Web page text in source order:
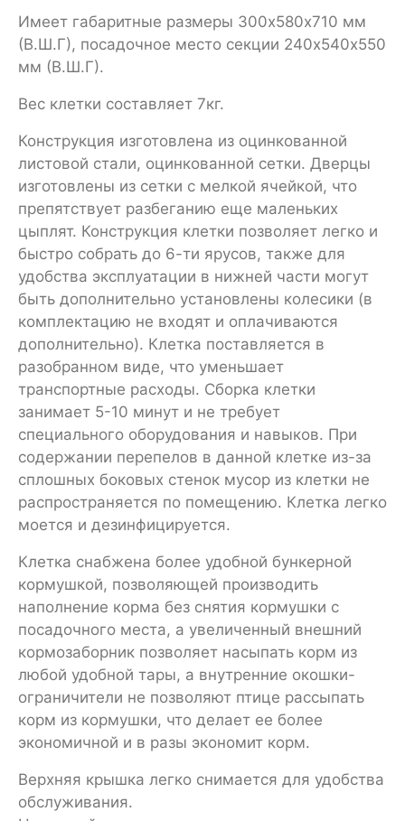
Имеет габаритные размеры 300х580х710 мм
(В.Ш.Г), посадочное место секции 240х540х550
мм (В.Ш.Г).
Вес клетки составляет 7кг.
Конструкция изготовлена из оцинкованной
листовой стали, оцинкованной сетки. Дверцы
изготовлены из сетки с мелкой ячейкой, что
препятствует разбеганию еще маленьких
цыплят. Конструкция клетки позволяет легко и
быстро собрать до 6-ти ярусов, также для
удобства эксплуатации в нижней части могут
быть дополнительно установлены колесики (в
комплектацию не входят и оплачиваются
дополнительно). Клетка поставляется в
разобранном виде, что уменьшает
транспортные расходы. Сборка клетки
занимает 5-10 минут и не требует
специального оборудования и навыков. При
содержании перепелов в данной клетке из-за
сплошных боковых стенок мусор из клетки не
распространяется по помещению. Клетка легко
моется и дезинфицируется.
Клетка снабжена более удобной бункерной
кормушкой, позволяющей производить
наполнение корма без снятия кормушки с
посадочного места, а увеличенный внешний
кормозаборник позволяет насыпать корм из
любой удобной тары, а внутренние окошки-
ограничители не позволяют птице рассыпать
корм из кормушки, что делает ее более
экономичной и в разы экономит корм.
Верхняя крышка легко снимается для удобства
обслуживания.